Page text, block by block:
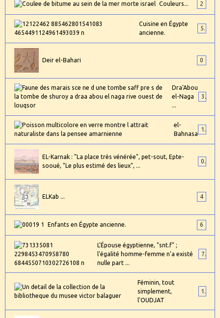
Couleurs... 2
Cuisine en Égypte
ancienne.
5
Deir el-Bahari 0
Dra'Abou
el-Naga
...
3
el-
Bahnasa
1
EL-Karnak : "La place très vénérée", pet-sout, Epte-
sooué, "Le plus estimé des lieux", ...
0
ELKab ... 4
Enfants en Égypte ancienne. 6
L'Épouse égyptienne, "snt.f" ;
l'égalité homme-femme n'a existé
nulle part ...
Féminin, tout
simplement,
l'OUDJAT